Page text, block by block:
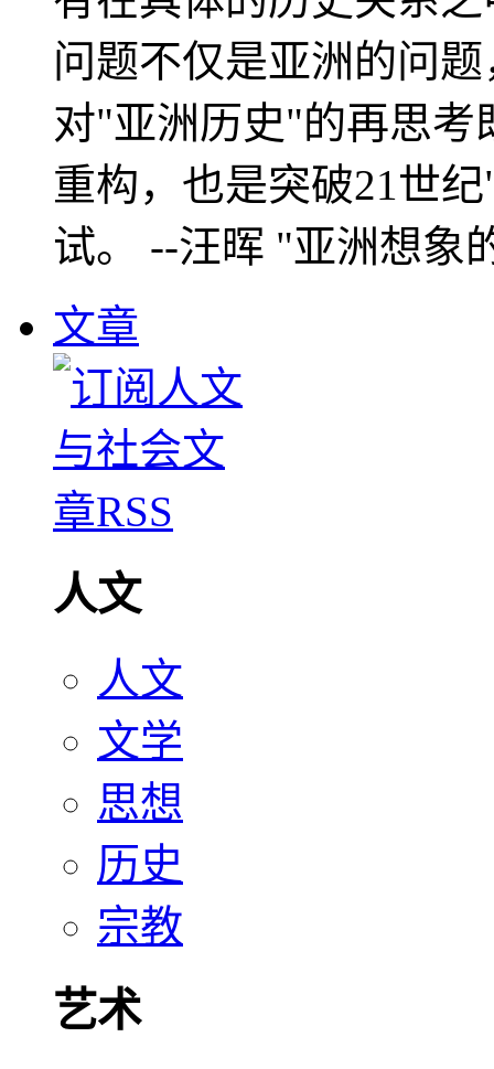
问题不仅是亚洲的问
对"亚洲历史"的再思考
重构，也是突破21世
试。 --汪晖 "亚洲想象
文章
人文
人文
文学
思想
历史
宗教
艺术